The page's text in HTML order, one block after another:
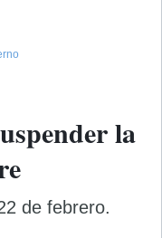
la
de febrero.